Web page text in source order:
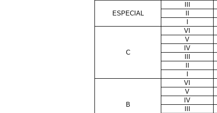
ESPECIAL
III
II
I
C
VI
V
IV
III
II
I
B
VI
V
IV
III